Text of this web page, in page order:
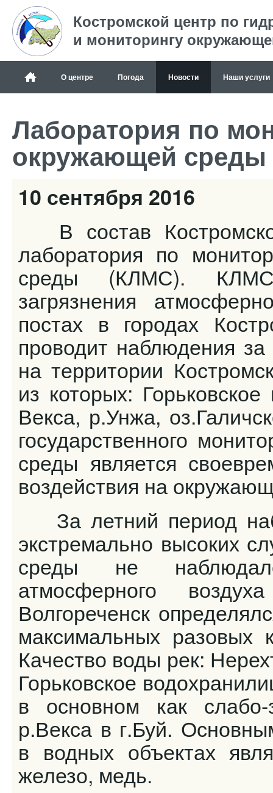
Костромской центр по
и мониторингу
О центре Погода Новости Наши услуги
Лаборатория по
окружающей среды
10 сентября 2016
В состав
лаборатория по
среды (КЛМС). КЛМС
загрязнения
постах в городах
проводит наблюдения
на территории
из которых:
Векса, р.Унжа,
государственного
среды является
воздействия на
За летний период
экстремально высоких
среды не
атмосферного
Волгореченск
максимальных разовых
Качество воды рек:
Горьковское
в основном как слабо-
р.Векса в г.Буй.
в водных объектах
железо, медь.